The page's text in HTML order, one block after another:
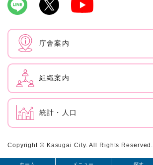
庁舎案内
組織案内
統計・人口
Copyright © Kasugai City. All Rights Reserved.